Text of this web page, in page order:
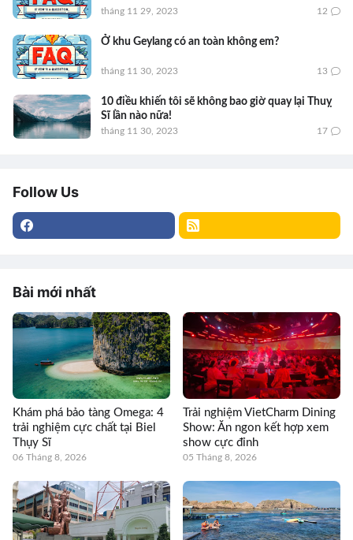
tháng 11 29, 2023 12
Ở khu Geylang có an toàn không em?
tháng 11 30, 2023 13
10 điều khiến tôi sẽ không bao giờ quay lại Thuỵ
Sĩ lần nào nữa!
tháng 11 30, 2023 17
Follow Us
Bài mới nhất
Khám phá bảo tàng Omega: 4
trải nghiệm cực chất tại Biel
Thụy Sĩ
06 Tháng 8, 2026
Trải nghiệm VietCharm Dining
Show: Ăn ngon kết hợp xem
show cực đỉnh
05 Tháng 8, 2026